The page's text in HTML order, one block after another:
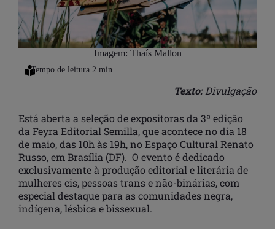
Imagem: Thaís Mallon
Texto:Divulgação
Está aberta a seleção de expositoras da 3ª edição
da Feyra Editorial Semilla, que acontece no dia 18
de maio, das 10h às 19h, no Espaço Cultural Renato
Russo, em Brasília (DF). O evento é dedicado
exclusivamente à produção editorial e literária de
mulheres cis, pessoas trans e não-binárias, com
especial destaque para as comunidades negra,
indígena, lésbica e bissexual.